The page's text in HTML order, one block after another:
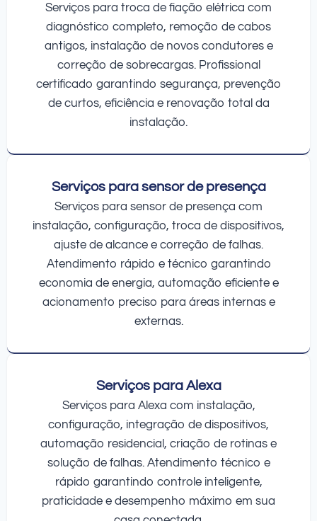
Serviços para troca de fiação elétrica com
diagnóstico completo, remoção de cabos
antigos, instalação de novos condutores e
correção de sobrecargas. Profissional
certificado garantindo segurança, prevenção
de curtos, eficiência e renovação total da
instalação.
Serviços para sensor de presença
Serviços para sensor de presença com
instalação, configuração, troca de dispositivos,
ajuste de alcance e correção de falhas.
Atendimento rápido e técnico garantindo
economia de energia, automação eficiente e
acionamento preciso para áreas internas e
externas.
Serviços para Alexa
Serviços para Alexa com instalação,
configuração, integração de dispositivos,
automação residencial, criação de rotinas e
solução de falhas. Atendimento técnico e
rápido garantindo controle inteligente,
praticidade e desempenho máximo em sua